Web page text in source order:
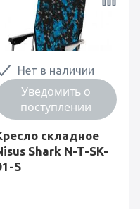
Нет в наличии
Уведомить о
поступлении
складное
Shark N-T-SK-
S